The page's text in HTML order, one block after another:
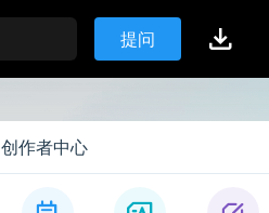
提问
创作者中心